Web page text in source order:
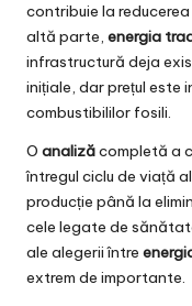
contribuie la
altă parte, energia
infrastructură deja
inițiale, dar prețul este
combustibililor fosili.
O analizăcompletă a
întregul ciclu de viață
producție până la
cele legate de
ale alegerii între
extrem de importante.